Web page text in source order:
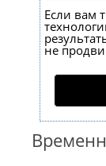
Если вам
не